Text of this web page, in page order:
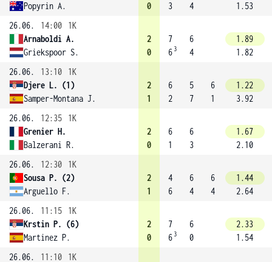
Popyrin A.
0
3
4
1.53
26.06.
14:00
1K
Arnaboldi A.
Griekspoor S.
2
0
7
6 3
6
4
1.89
1.82
26.06.
13:10
1K
Djere L. (1)
Samper-Montana J.
2
1
6
2
5
7
6
1
1.22
3.92
26.06.
12:35
1K
Grenier H.
Balzerani R.
2
0
6
1
6
3
1.67
2.10
26.06.
12:30
1K
Sousa P. (2)
Arguello F.
2
1
4
6
6
4
6
4
1.44
2.64
26.06.
11:15
1K
Krstin P. (6)
Martinez P.
2
0
7
6 3
6
0
2.33
1.54
26.06.
11:10
1K